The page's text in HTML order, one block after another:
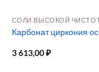
СОЛИ ВЫСОКОЙ
Карбонат циркония
3 613,00₽